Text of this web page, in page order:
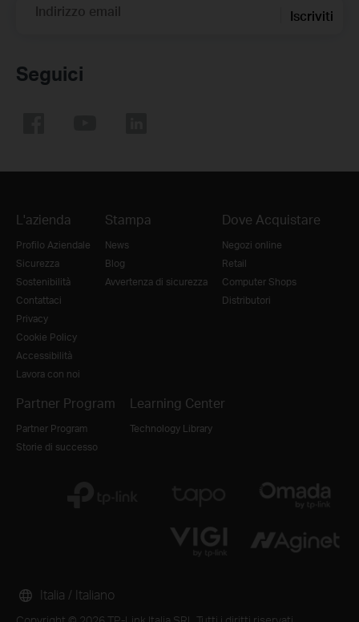
Indirizzo email Iscriviti
Seguici
L'azienda
Profilo Aziendale
Sicurezza
Sostenibilità
Contattaci
Privacy
Cookie Policy
Accessibilità
Lavora con noi
Stampa
News
Blog
Avvertenza di sicurezza
Dove Acquistare
Negozi online
Retail
Computer Shops
Distributori
Partner Program
Partner Program
Storie di successo
Learning Center
Technology Library
Italia / Italiano